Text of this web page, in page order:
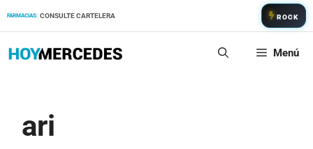
FARMACIAS: CONSULTE CARTELERA ROCK
Menú
ari